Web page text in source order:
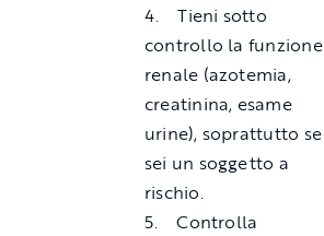
4. Tieni sotto
controllo la funzione
renale (azotemia,
creatinina, esame
urine), soprattutto se
sei un soggetto a
rischio.
5. Controlla